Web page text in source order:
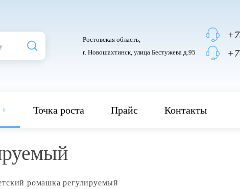
Ростовская область,
г. Новошахтинск, улица Бестужева д.95
Точка роста Прайс Контакты
ромашка регулируемый